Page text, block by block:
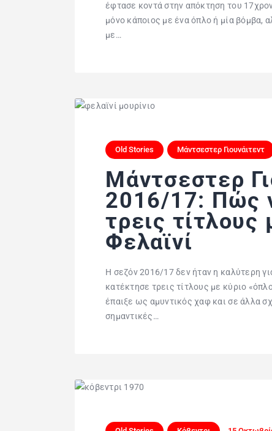
έφτασε κοντά στην απόκτηση του
μόνο κάποιος με ένα όπλο ή μία βόμβα,
με…
Old Stories Μάντσεστερ Γιουνάιτεντ
Μάντσεστερ
2016/17: Πώς
τρεις
Φελαϊνί
Η σεζόν 2016/17 δεν ήταν η καλύτερη
κατέκτησε τρεις τίτλους με κύριο
έπαιξε ως αμυντικός χαφ και σε άλλα
σημαντικές…